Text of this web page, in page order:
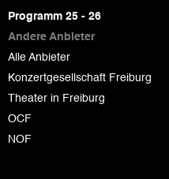
page
Programm 25 - 26
Andere Anbieter
Alle Anbieter
Konzertgesellschaft Freiburg
Theater in Freiburg
OCF
NOF